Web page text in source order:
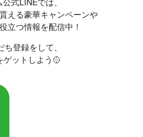
える豪華キャンペーンや
立つ情報を配信中！
登録をして、
ゲットしよう🥎